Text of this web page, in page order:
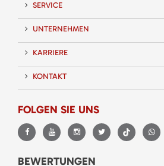
SERVICE
UNTERNEHMEN
KARRIERE
KONTAKT
FOLGEN SIE UNS
BEWERTUNGEN